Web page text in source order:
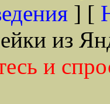
] [
из
и